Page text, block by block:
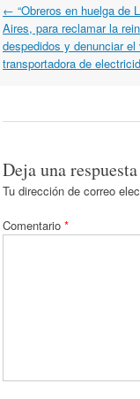
Navegación
por
artículos
← “Obreros en huelga de
Aires, para reclamar la
despedidos y denunciar
transportadora de
Deja una respuesta
Tu dirección de correo
Comentario *